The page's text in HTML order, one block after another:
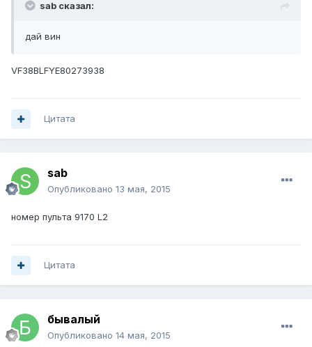
sab сказал:
дай вин
VF38BLFYE80273938
Цитата
sab
Опубликовано 13 мая, 2015
номер пульта 9170 L2
Цитата
бывалый
Опубликовано 14 мая, 2015